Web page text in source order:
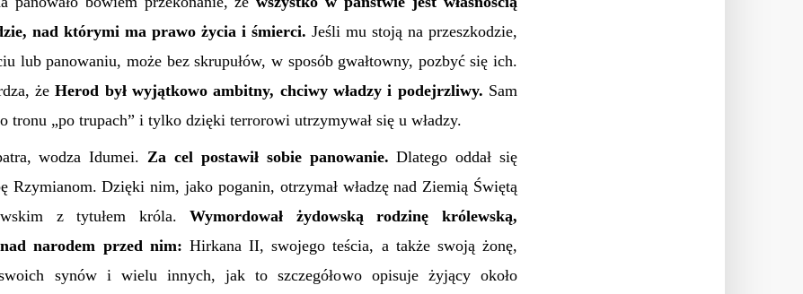
nad którymi ma prawo życia i śmierci. Jeśli mu stoją na przeszkodzie,
lub panowaniu, może bez skrupułów, w sposób gwałtowny, pozbyć się ich.
żeHerod był wyjątkowo ambitny, chciwy władzy i podejrzliwy. Sam
tronu „po trupach” i tylko dzięki terrorowi utrzymywał się u władzy.
wodza Idumei.Za cel postawił sobie panowanie. Dlatego oddał się
Rzymianom. Dzięki nim, jako poganin, otrzymał władzęnad Ziemią Świętą
z tytułem króla.Wymordował żydowską rodzinę królewską,
narodem przed nim: Hirkana II, swojego teścia, a także swoją żonę,
synów i wielu innych, jak to szczegółowo opisuje żyjący około